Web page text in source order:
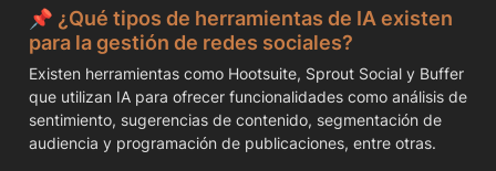
📌 ¿Qué tipos de herramientas de IA existen
para la gestión de redes sociales?
Existen herramientas como Hootsuite, Sprout Social y Buffer
que utilizan IA para ofrecer funcionalidades como análisis de
sentimiento, sugerencias de contenido, segmentación de
audiencia y programación de publicaciones, entre otras.